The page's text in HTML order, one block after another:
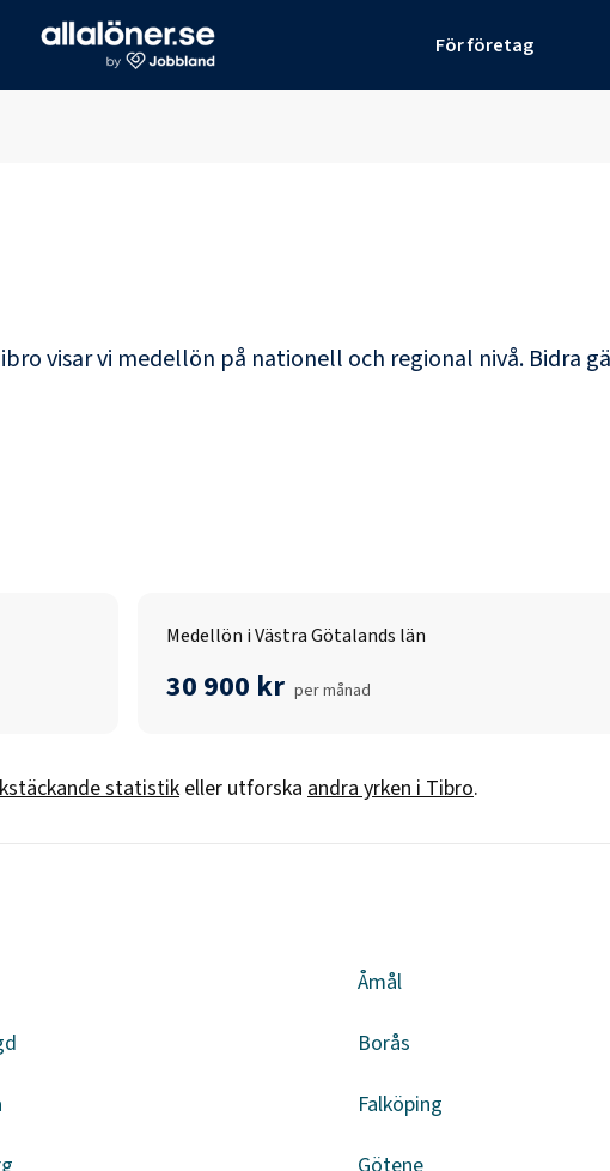
För företag
visar vi medellön på nationell och regional nivå. Bidra
Medellön i Västra Götalands län
30 900 kr per månad
statistik eller utforska andra yrken iTibro.
Åmål
Borås
Falköping